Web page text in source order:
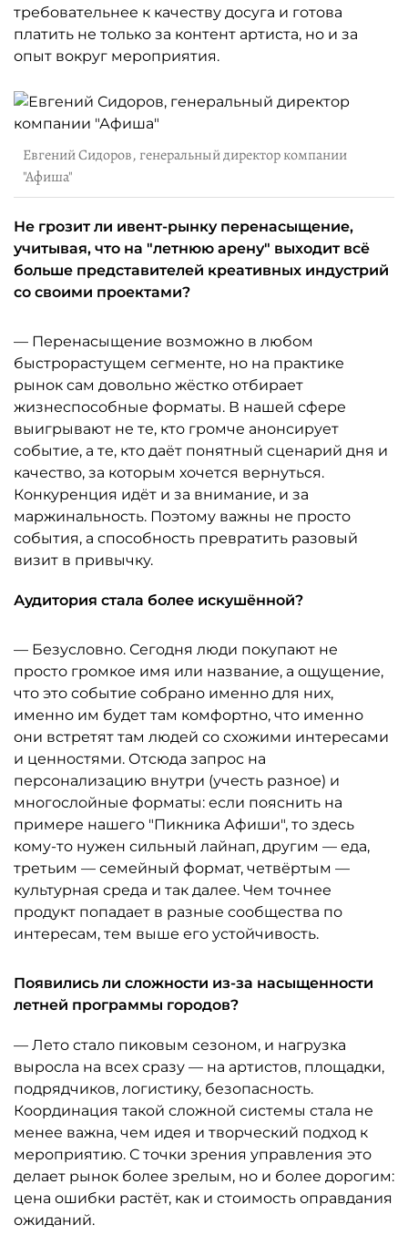
требовательнее к качеству досуга и готова
платить не только за контент артиста, но и за
опыт вокруг мероприятия.
Евгений Сидоров, генеральный директор компании
"Афиша"
Не грозит ли ивент-рынку перенасыщение,
учитывая, что на "летнюю арену" выходит всё
больше представителей креативных индустрий
со своими проектами?
— Перенасыщение возможно в любом
быстрорастущем сегменте, но на практике
рынок сам довольно жёстко отбирает
жизнеспособные форматы. В нашей сфере
выигрывают не те, кто громче анонсирует
событие, а те, кто даёт понятный сценарий дня и
качество, за которым хочется вернуться.
Конкуренция идёт и за внимание, и за
маржинальность. Поэтому важны не просто
события, а способность превратить разовый
визит в привычку.
Аудитория стала более искушённой?
— Безусловно. Сегодня люди покупают не
просто громкое имя или название, а ощущение,
что это событие собрано именно для них,
именно им будет там комфортно, что именно
они встретят там людей со схожими интересами
и ценностями. Отсюда запрос на
персонализацию внутри (учесть разное) и
многослойные форматы: если пояснить на
примере нашего "Пикника Афиши", то здесь
кому-то нужен сильный лайнап, другим — еда,
третьим — семейный формат, четвёртым —
культурная среда и так далее. Чем точнее
продукт попадает в разные сообщества по
интересам, тем выше его устойчивость.
Появились ли сложности из-за насыщенности
летней программы городов?
— Лето стало пиковым сезоном, и нагрузка
выросла на всех сразу — на артистов, площадки,
подрядчиков, логистику, безопасность.
Координация такой сложной системы стала не
менее важна, чем идея и творческий подход к
мероприятию. С точки зрения управления это
делает рынок более зрелым, но и более дорогим:
цена ошибки растёт, как и стоимость оправдания
ожиданий.